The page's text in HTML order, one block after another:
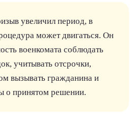
увеличил период, в
может двигаться. Он
военкомата соблюдать
учитывать отсрочки,
вызывать гражданина и
о принятом решении.